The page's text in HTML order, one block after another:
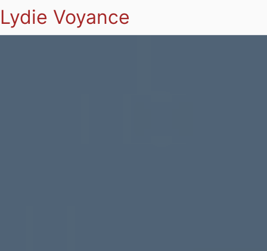
Lydie Voyance